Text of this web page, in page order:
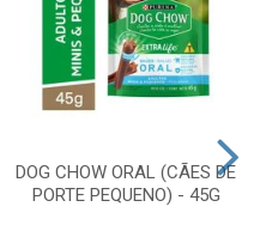
DOG CHOW ORAL (CÃES DE
PORTE PEQUENO) - 45G